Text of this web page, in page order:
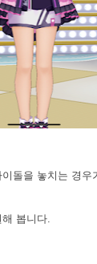
돌을 놓치는 경
봅니다.